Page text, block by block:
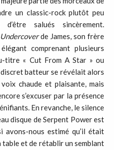
un classic-rock plutôt peu
salués sincèrement.
de James, son frère
comprenant plusieurs
titre « Cut From A Star » ou
discret batteur se révélait alors
chaude et plaisante, mais
s’excuser par la présence
En revanche, le silence
disque de Serpent Power est
avons-nous estimé qu’il était
et de rétablir un semblant